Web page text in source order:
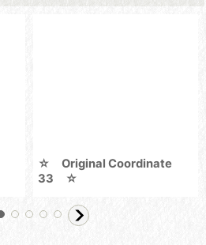
☆ Original Coordinate
33 ☆